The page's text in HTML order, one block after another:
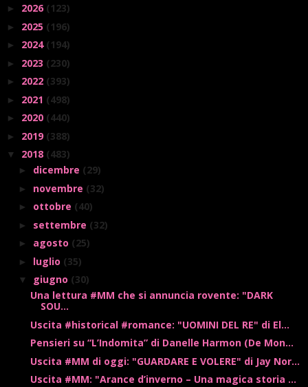
► 2026 (123)
► 2025 (196)
► 2024 (194)
► 2023 (230)
► 2022 (393)
► 2021 (498)
► 2020 (440)
► 2019 (388)
▼ 2018 (483)
► dicembre (29)
► novembre (32)
► ottobre (40)
► settembre (32)
► agosto (25)
► luglio (35)
▼ giugno (30)
Una lettura #MM che si annuncia rovente: "DARK
SOU...
Uscita #historical #romance: "UOMINI DEL RE" di El...
Pensieri su “L’Indomita” di Danelle Harmon (De Mon...
Uscita #MM di oggi: "GUARDARE E VOLERE" di Jay Nor...
Uscita #MM: "Arance d’inverno – Una magica storia ...